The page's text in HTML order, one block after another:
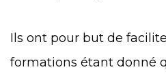
Ils ont pour but de
formations étant donné